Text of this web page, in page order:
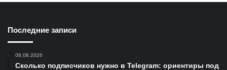
Последние записи
08.08.2026
Сколько подписчиков нужно в Telegram: ориентиры под